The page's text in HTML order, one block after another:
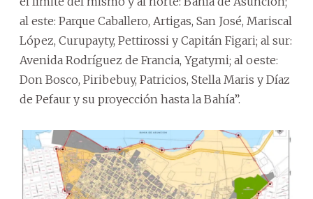
al este: Parque Caballero, Artigas, San José, Mariscal
López, Curupayty, Pettirossi y Capitán Figari; al sur:
Avenida Rodríguez de Francia, Ygatymi; al oeste:
Don Bosco, Piribebuy, Patricios, Stella Maris y Díaz
de Pefaur y su proyección hasta la Bahía”.